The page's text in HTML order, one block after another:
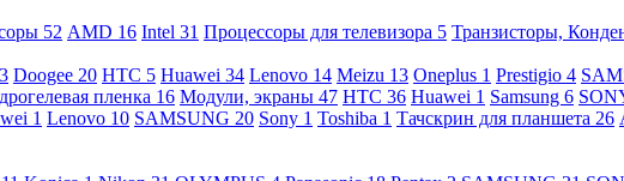
52 AMD 16 Intel 31 Процессоры для телевизора 5 Транзисторы,
3 Doogee 20 HTC 5 Huawei 34 Lenovo 14 Meizu 13 Oneplus 1 Prestigio 4
пленка 16 Модули, экраны 47 HTC 36 Huawei 1 Samsung 6
1 Lenovo 10 SAMSUNG 20 Sony 1 Toshiba 1 Тачскрин для планшета 26